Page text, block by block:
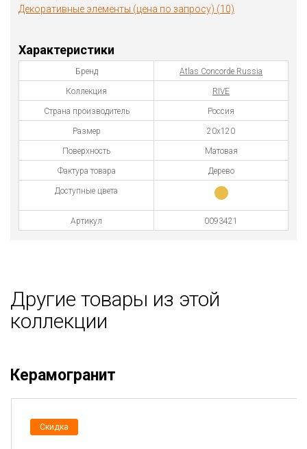
Декоративные элементы (цена по запросу) (10)
Характеристики
Бренд Atlas Concorde Russia
Коллекция RIVE
Страна производитель Россия
Размер 20x120
Поверхность Матовая
Фактура товара Дерево
Доступные цвета
Артикул 0093421
Другие товары из этой
коллекции
Керамогранит
Скидка